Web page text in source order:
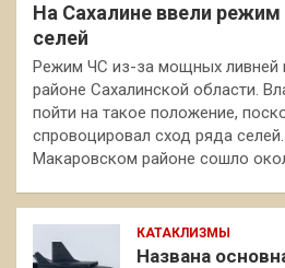
На Сахалине ввели режим
селей
Режим ЧС из-за мощных ливней
районе Сахалинской области.
пойти на такое положение,
спровоцировал сход ряда
Макаровском районе сошло
КАТАКЛИЗМЫ
Названа